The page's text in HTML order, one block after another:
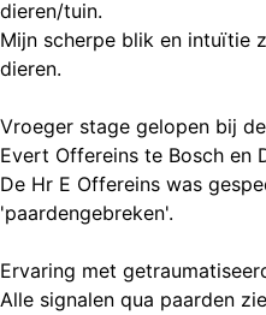
dieren/tuin.
Mijn scherpe blik en intuïtie
dieren.
Vroeger stage gelopen bij
Evert Offereins te Bosch en
De Hr E Offereins was
'paardengebreken'.
Ervaring met
Alle signalen qua paarden